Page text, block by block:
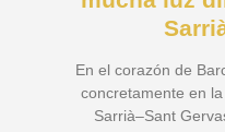
En el corazón de
concretamente en
Sarrià–Sant